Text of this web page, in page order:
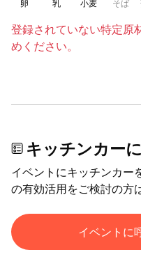
卵 乳 小麦 そば
登録されていない特定原
めください。
キッチンカー
イベントにキッチンカー
の有効活用をご検討の方
イベントに